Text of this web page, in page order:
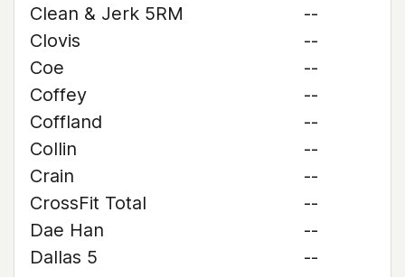
Clean & Jerk 5RM
--
Clovis
--
Coe
--
Coffey
--
Coffland
--
Collin
--
Crain
--
CrossFit Total
--
Dae Han
--
Dallas 5
--